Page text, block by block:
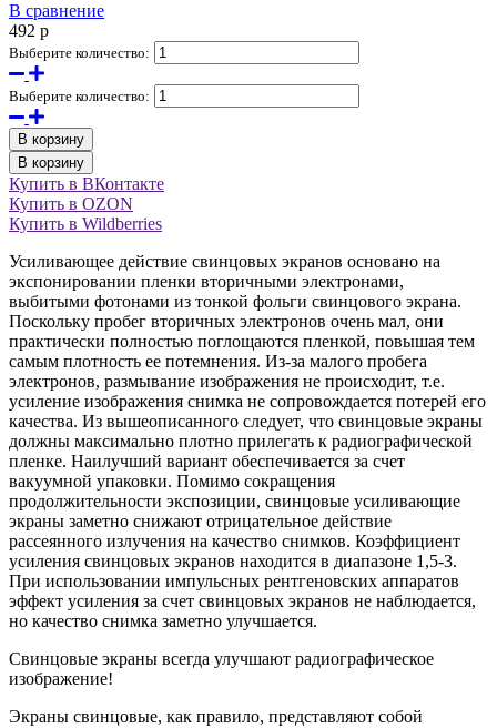
В сравнение
492 p
Выберите количество:
Выберите количество:
В корзину
В корзину
Купить в ВКонтакте
Купить в OZON
Купить в Wildberries
Усиливающее действие свинцовых экранов основано на
экспонировании пленки вторичными электронами,
выбитыми фотонами из тонкой фольги свинцового экрана.
Поскольку пробег вторичных электронов очень мал, они
практически полностью поглощаются пленкой, повышая тем
самым плотность ее потемнения. Из-за малого пробега
электронов, размывание изображения не происходит, т.е.
усиление изображения снимка не сопровождается потерей его
качества. Из вышеописанного следует, что свинцовые экраны
должны максимально плотно прилегать к радиографической
пленке. Наилучший вариант обеспечивается за счет
вакуумной упаковки. Помимо сокращения
продолжительности экспозиции, свинцовые усиливающие
экраны заметно снижают отрицательное действие
рассеянного излучения на качество снимков. Коэффициент
усиления свинцовых экранов находится в диапазоне 1,5-3.
При использовании импульсных рентгеновских аппаратов
эффект усиления за счет свинцовых экранов не наблюдается,
но качество снимка заметно улучшается.
Свинцовые экраны всегда улучшают радиографическое
изображение!
Экраны свинцовые, как правило, представляют собой